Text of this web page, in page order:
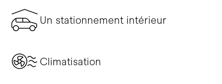
Un stationnement intérieur
Climatisation